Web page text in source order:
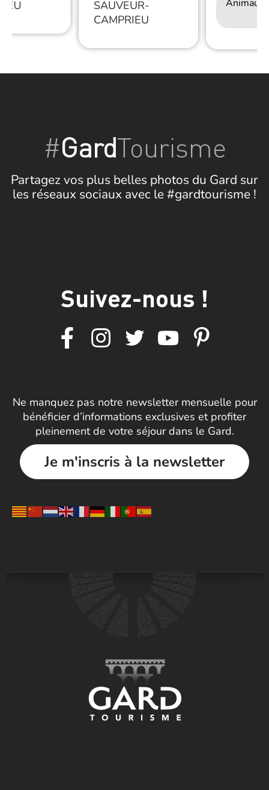
SAUVEUR-
CAMPRIEU
Animaux
#GardTourisme
Partagez vos plus belles photos du Gard sur
les réseaux sociaux avec le #gardtourisme !
Suivez-nous !
Ne manquez pas notre newsletter mensuelle pour
bénéficier d’informations exclusives et profiter
pleinement de votre séjour dans le Gard.
Je m'inscris à la newsletter